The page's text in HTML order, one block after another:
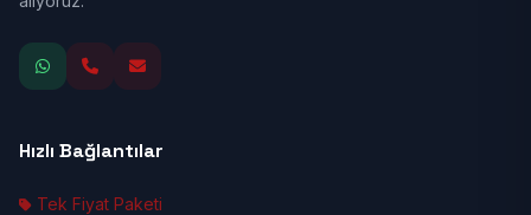
Hızlı Bağlantılar
Tek Fiyat Paketi